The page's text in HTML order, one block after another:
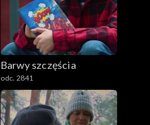
Barwy szczęścia
odc. 2841